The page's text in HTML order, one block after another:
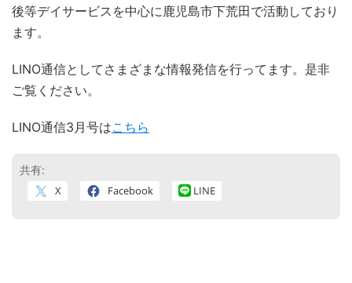
後等デイサービスを中心に鹿児島市下荒田で活動しており
ます。
LINO通信としてさまざまな情報発信を行ってます。是非
ご覧ください。
LINO通信3月号はこちら
共有:
X Facebook LINE